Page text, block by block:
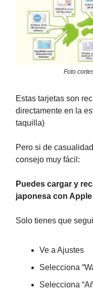
Foto
Estas tarjetas son
directamente en la
taquilla)
Pero si de
consejo muy fácil:
Puedes cargar y
japonesa con
Solo tienes que
Ve a Ajustes
Selecciona
Selecciona